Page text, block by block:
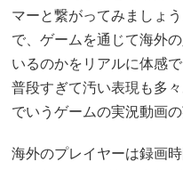
マーと繋がってみましょ
で、ゲームを通じて海外
いるのかをリアルに体感
普段すぎて汚い表現も多
でいうゲームの実況動画
海外のプレイヤーは録画